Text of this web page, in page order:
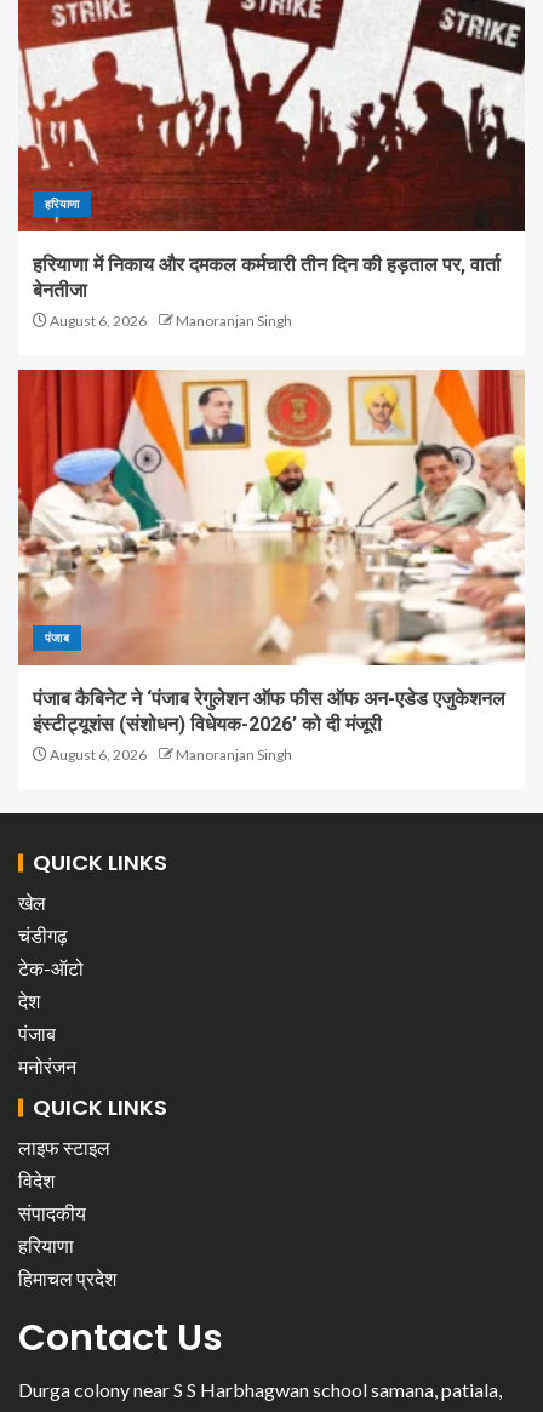
हरियाणा
हरियाणा में निकाय और दमकल कर्मचारी तीन दिन की हड़ताल पर, वार्ता
बेनतीजा
August 6, 2026 Manoranjan Singh
पंजाब
पंजाब कैबिनेट ने ‘पंजाब रेगुलेशन ऑफ फीस ऑफ अन-एडेड एजुकेशनल
इंस्टीट्यूशंस (संशोधन) विधेयक-2026’ को दी मंजूरी
August 6, 2026 Manoranjan Singh
QUICK LINKS
खेल
चंडीगढ़
टेक-ऑटो
देश
पंजाब
मनोरंजन
QUICK LINKS
लाइफ स्टाइल
विदेश
संपादकीय
हरियाणा
हिमाचल प्रदेश
Contact Us
Durga colony near S S Harbhagwan school samana, patiala,